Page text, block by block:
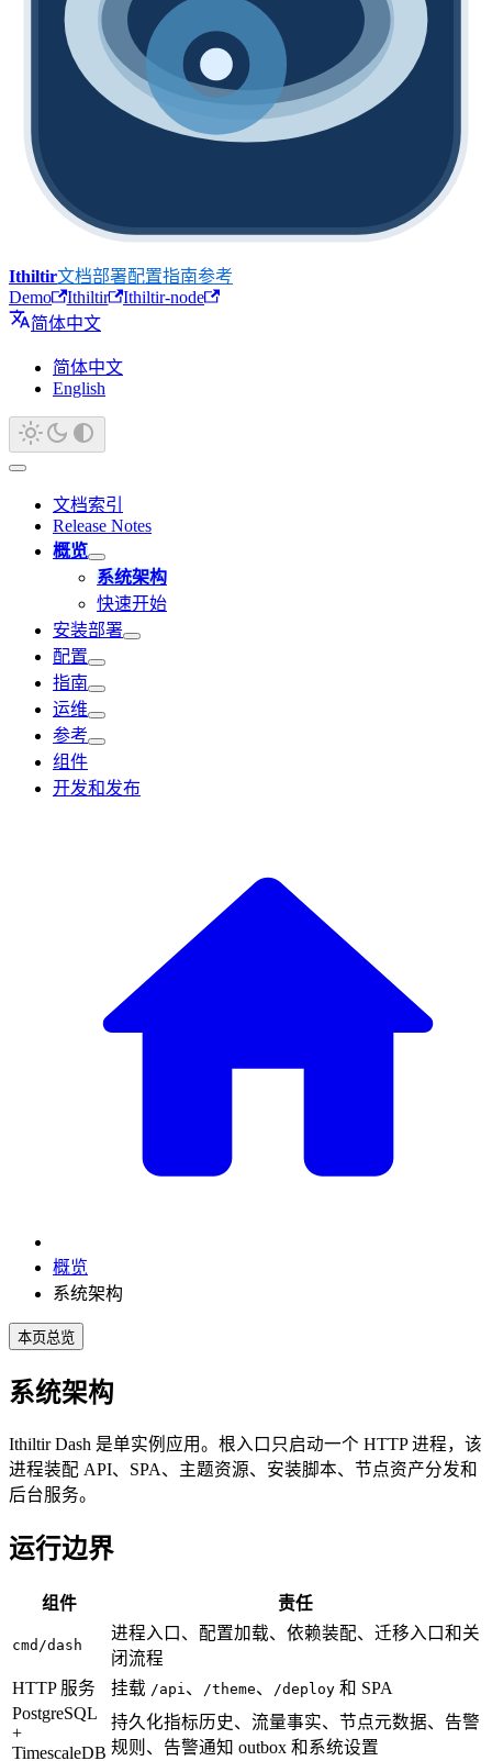
Ithiltir文档部署配置指南参考
Demo
Ithiltir
Ithiltir-node
简体中文
简体中文
English
文档索引
Release Notes
概览
系统架构
快速开始
安装部署
配置
指南
运维
参考
组件
开发和发布
概览
系统架构
本页总览
系统架构
Ithiltir Dash 是单实例应用。根入口只启动一个 HTTP 进程，该
进程装配 API、SPA、主题资源、安装脚本、节点资产分发和
后台服务。
运行边界
组件 责任
cmd/dash
进程入口、配置加载、依赖装配、迁移入口和关
闭流程
HTTP 服务
挂载 /api、 /theme、 /deploy 和 SPA
PostgreSQL
+
TimescaleDB
持久化指标历史、流量事实、节点元数据、告警
规则、告警通知 outbox 和系统设置